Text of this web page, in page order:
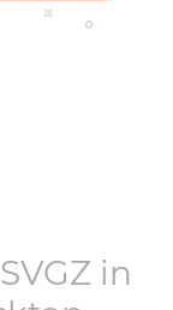
SVGZin